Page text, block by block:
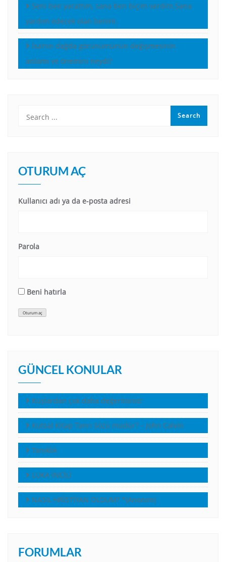
Seni ben yarattım, sana ben biçim verdim.Sana
yardım edecek olan benim.
İsa’nın dağda görünümünün değişmesinin
anlamı ve önemini neydi?
OTURUM AÇ
Kullanıcı adı ya da e-posta adresi
Parola
Beni hatırla
Oturum aç
GÜNCEL KONULAR
Kuşlardan çok daha değerlisiniz!
Kutsal Kitap Tanrı Sözü müdür? – John Calvin
Tanıklık
LUKA İNCİLİ
NASIL HRİSTİYAN OLDUM? *(Anonim)
FORUMLAR